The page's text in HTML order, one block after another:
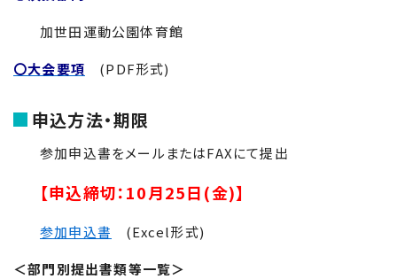
加世田運動公園体育館
〇大会要項 (PDF形式)
申込方法・期限
参加申込書をメールまたはFAXにて提出
【申込締切：10月25日(金)】
参加申込書 (Excel形式)
＜部門別提出書類等一覧＞